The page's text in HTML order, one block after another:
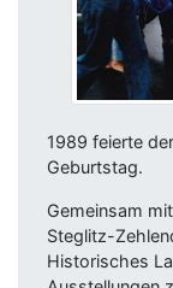
1989 feierte
Geburtstag.
Gemeinsam
Steglitz-
Historisches